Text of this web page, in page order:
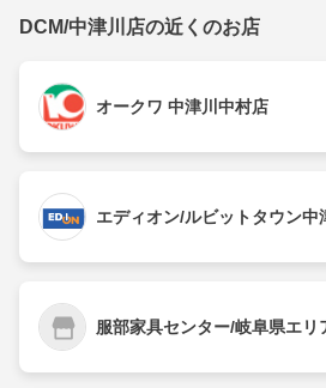
DCM/中津川店の近くのお店
オークワ 中津川中村店
エディオン/ルビットタウン中
服部家具センター/岐阜県エリ